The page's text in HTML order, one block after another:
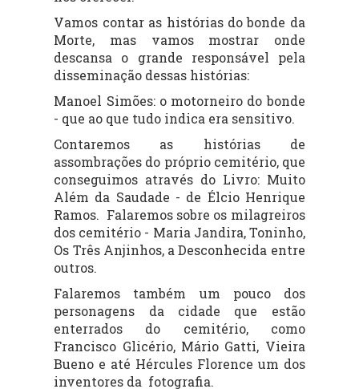
Vamos contar as histórias do bonde da
Morte, mas vamos mostrar onde
descansa o grande responsável pela
disseminação dessas histórias:
Manoel Simões: o motorneiro do bonde
- que ao que tudo indica era sensitivo.
Contaremos as histórias de
assombrações do próprio cemitério, que
conseguimos através do Livro: Muito
Além da Saudade - de Élcio Henrique
Ramos. Falaremos sobre os milagreiros
dos cemitério - Maria Jandira, Toninho,
Os Três Anjinhos, a Desconhecida entre
outros.
Falaremos também um pouco dos
personagens da cidade que estão
enterrados do cemitério, como
Francisco Glicério, Mário Gatti, Vieira
Bueno e até Hércules Florence um dos
inventores da fotografia.